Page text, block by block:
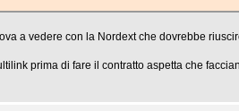
a vedere con la Nordext che dovrebbe
prima di fare il contratto aspetta che